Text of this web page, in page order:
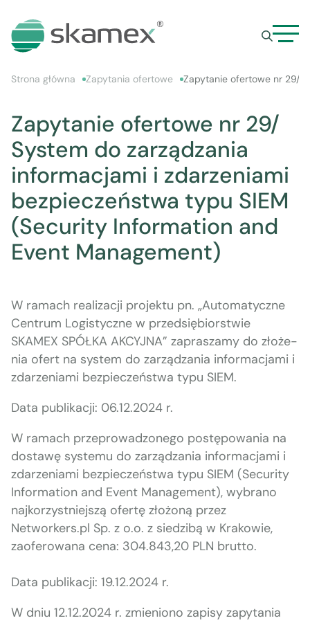
Strona główna Zapytania ofertowe Zapytanie ofertowe nr 29/
Zapytanie ofertowe nr 29/
System do zarządzania
informacjami i zdarzeniami
bezpieczeństwa typu SIEM
(Security Information and
Event Management)
W ramach real­iza­cji pro­jek­tu pn. „Automaty­czne
Cen­trum Logisty­czne w przed­siębiorstwie
SKAMEX SPÓŁKA AKCYJNA” zaprasza­my do złoże­
nia ofert na sys­tem do zarządza­nia infor­ma­c­ja­mi i
zdarzeni­a­mi bez­pieczeńst­wa typu SIEM.
Data pub­likacji: 06.12.2024 r.
W ramach przeprowad­zonego postępowa­nia na
dostawę sys­te­mu do zarządza­nia infor­ma­c­ja­mi i
zdarzeni­a­mi bez­pieczeńst­wa typu SIEM (Secu­ri­ty
Infor­ma­tion and Event Man­age­ment), wybra­no
najko­rzyst­niejszą ofer­tę złożoną przez
Networkers.pl Sp. z o.o. z siedz­ibą w Krakowie,
zaofer­owana cena: 304.843,20 PLN brut­to.
Data pub­likacji: 19.12.2024 r.
W dniu 12.12.2024 r. zmieniono zapisy zapy­ta­nia